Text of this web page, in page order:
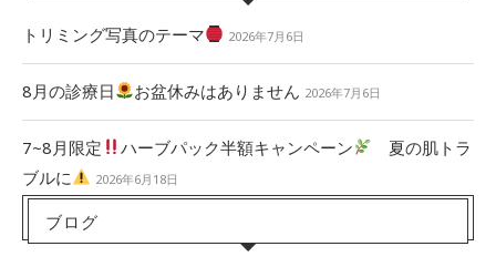
トリミング写真のテーマ 2026年7月6日
8月の診療日 お盆休みはありません 2026年7月6日
7~8月限定 ハーブパック半額キャンペーン
夏の肌トラ
ブルに
2026年6月18日
ブログ